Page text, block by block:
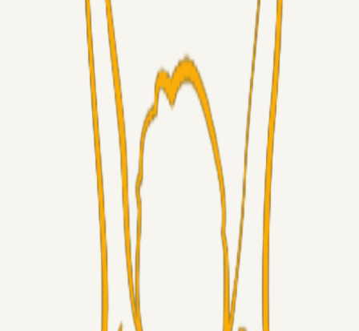
Alt det andet
3Point_Udviklere07. aug. 2026
3Point hjemmeside opdateringer - August
06. aug. 2026
Horsens - Brøndby billet
05. aug. 2026
Superliga-truppen
05. aug. 2026
Kommer Jobbe hjem?
05. aug. 2026
Brøndby-TV og u-19